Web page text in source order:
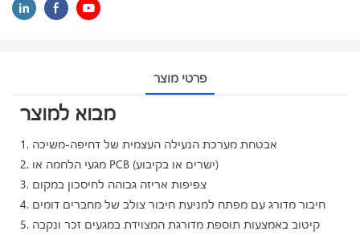
פרטי מוצר
מבוא למוצר
1. אבטחת מערכת הנעילה העצמית של דחיפה-משיכה
2. מגעי הלחמה או PCB (ישרים או בקיבוע)
3. צפיפות אריזה גבוהה לחיסכון במקום
4. חיבור מדורג עם מפתח למניעת חיבור צולב של מחברים דומים
5. קיטוב באמצעות תוספת מדורגת המצוידת במגעים זכר ונקבה